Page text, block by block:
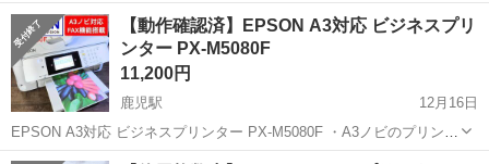
パクトなインクジェットプリンター。スマホから多彩なプリントを楽
しめる「おうちでスマホプリ」を搭載している。 ・細かな文字もくっ
きりとにじ...
高知 南国市 鹿児駅 プリンター インク
【動作確認済】EPSON A3対応 ビジネスプリ
ンター PX-M5080F
11,200円
鹿児駅
12月16日
EPSON A3対応 ビジネスプリンター PX-M5080F ・A3ノビのプリント
にも対応した、インクジェット複合機。 ・A3自動両面印刷やA3自動